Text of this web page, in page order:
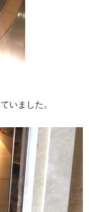
いました。